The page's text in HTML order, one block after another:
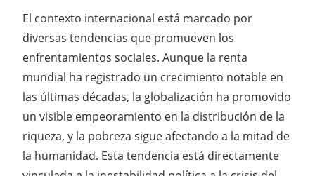
El contexto internacional está marcado por
diversas tendencias que promueven los
enfrentamientos sociales. Aunque la renta
mundial ha registrado un crecimiento notable en
las últimas décadas, la globalización ha promovido
un visible empeoramiento en la distribución de la
riqueza, y la pobreza sigue afectando a la mitad de
la humanidad. Esta tendencia está directamente